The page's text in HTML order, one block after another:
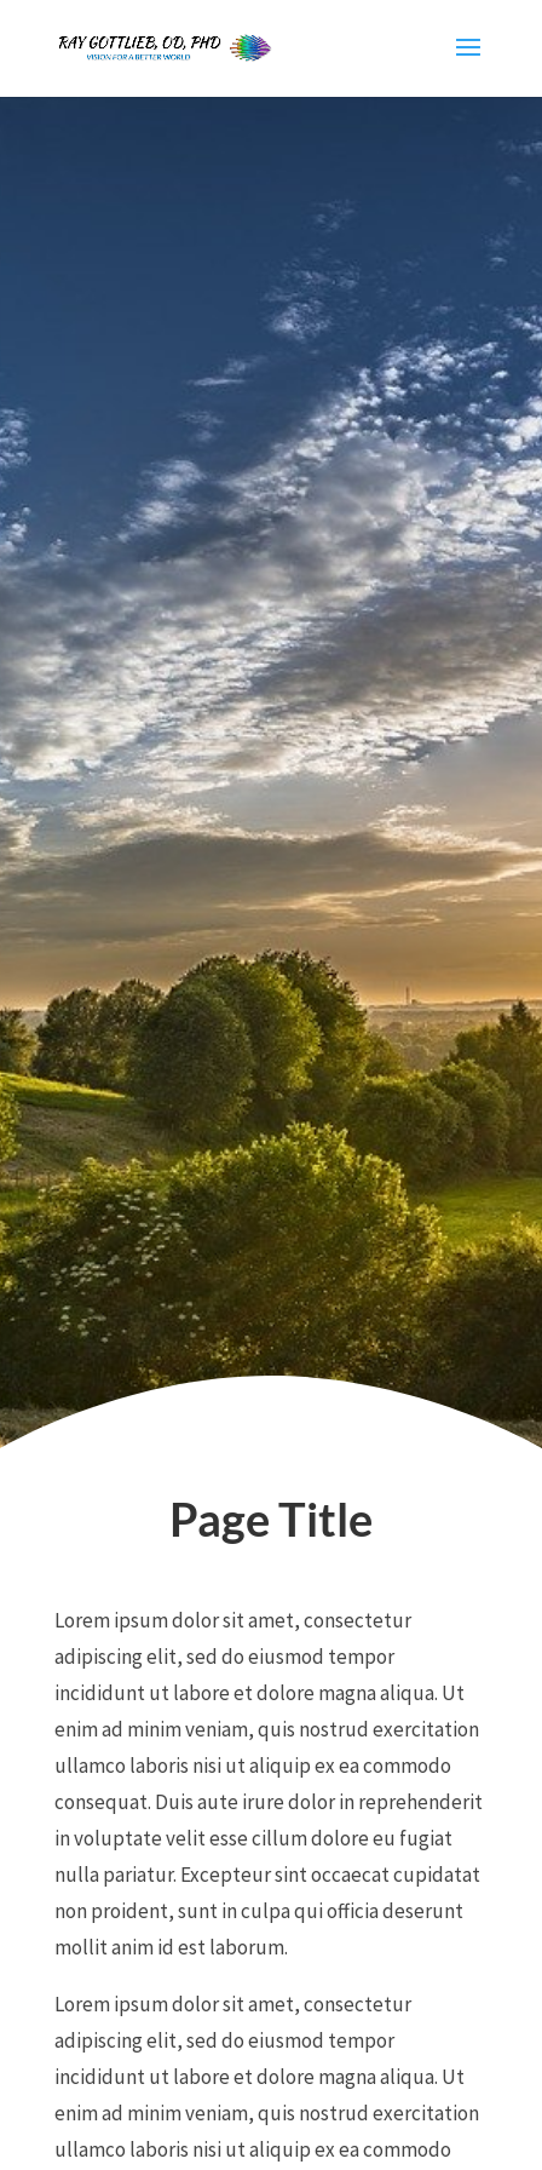
Page Title
Lorem ipsum dolor sit amet, consectetur
adipiscing elit, sed do eiusmod tempor
incididunt ut labore et dolore magna aliqua. Ut
enim ad minim veniam, quis nostrud exercitation
ullamco laboris nisi ut aliquip ex ea commodo
consequat. Duis aute irure dolor in reprehenderit
in voluptate velit esse cillum dolore eu fugiat
nulla pariatur. Excepteur sint occaecat cupidatat
non proident, sunt in culpa qui officia deserunt
mollit anim id est laborum.
Lorem ipsum dolor sit amet, consectetur
adipiscing elit, sed do eiusmod tempor
incididunt ut labore et dolore magna aliqua. Ut
enim ad minim veniam, quis nostrud exercitation
ullamco laboris nisi ut aliquip ex ea commodo